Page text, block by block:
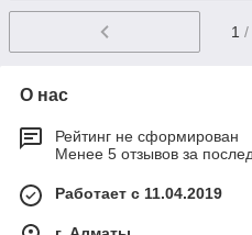
1 /
О нас
Рейтинг не сформирован
Менее 5 отзывов за
Работает с 11.04.2019